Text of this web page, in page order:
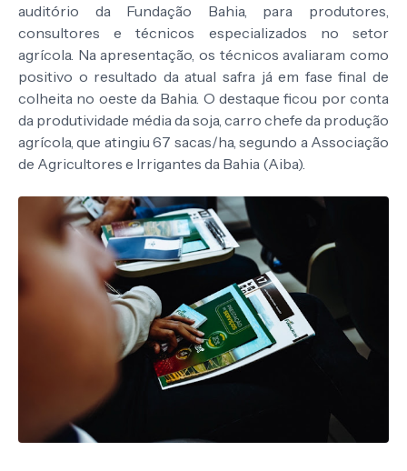
auditório da Fundação Bahia, para produtores,
consultores e técnicos especializados no setor
agrícola. Na apresentação, os técnicos avaliaram como
positivo o resultado da atual safra já em fase final de
colheita no oeste da Bahia. O destaque ficou por conta
da produtividade média da soja, carro chefe da produção
agrícola, que atingiu 67 sacas/ha, segundo a Associação
de Agricultores e Irrigantes da Bahia (Aiba).